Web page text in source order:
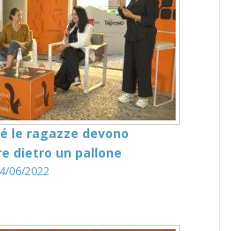
le ragazze devono
dietro un pallone
06/2022